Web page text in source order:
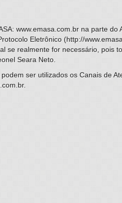
www.emasa.com.br na parte do
Eletrônico (http://
se realmente for necessário, pois
Seara Neto.
ser utilizados os Canais de